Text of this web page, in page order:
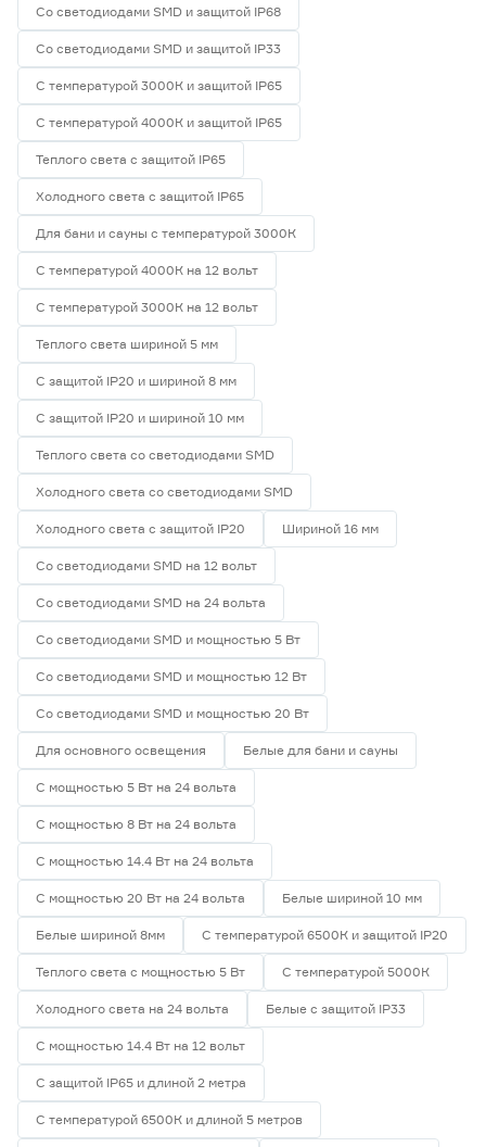
Со светодиодами SMD и защитой IP68
Со светодиодами SMD и защитой IP33
С температурой 3000К и защитой IP65
С температурой 4000К и защитой IP65
Теплого света с защитой IP65
Холодного света с защитой IP65
Для бани и сауны с температурой 3000К
С температурой 4000К на 12 вольт
С температурой 3000К на 12 вольт
Теплого света шириной 5 мм
С защитой IP20 и шириной 8 мм
С защитой IP20 и шириной 10 мм
Теплого света со светодиодами SMD
Холодного света со светодиодами SMD
Холодного света с защитой IP20 Шириной 16 мм
Со светодиодами SMD на 12 вольт
Со светодиодами SMD на 24 вольта
Со светодиодами SMD и мощностью 5 Вт
Со светодиодами SMD и мощностью 12 Вт
Со светодиодами SMD и мощностью 20 Вт
Для основного освещения Белые для бани и сауны
С мощностью 5 Вт на 24 вольта
С мощностью 8 Вт на 24 вольта
С мощностью 14.4 Вт на 24 вольта
С мощностью 20 Вт на 24 вольта Белые шириной 10 мм
Белые шириной 8мм С температурой 6500К и защитой IP20
Теплого света с мощностью 5 Вт С температурой 5000К
Холодного света на 24 вольта Белые с защитой IP33
С мощностью 14.4 Вт на 12 вольт
С защитой IP65 и длиной 2 метра
С температурой 6500К и длиной 5 метров